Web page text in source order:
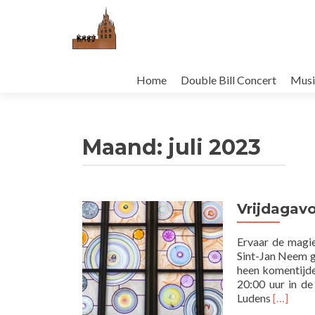
de
Home Double Bill Concert
Maand: juli 2023
Ervaar de
Sint-Jan Neem
heen
20:00 uur in
Ludens Lees
[…]